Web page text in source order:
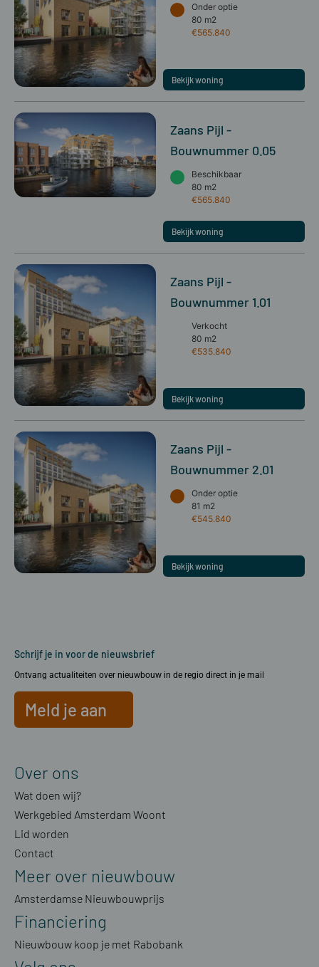
Onder optie
80 m2
€565.840
Bekijk woning
Zaans Pijl -
Bouwnummer 0.05
Beschikbaar
80 m2
€565.840
Bekijk woning
Zaans Pijl -
Bouwnummer 1.01
Verkocht
80 m2
€535.840
Bekijk woning
Zaans Pijl -
Bouwnummer 2.01
Onder optie
81 m2
€545.840
Bekijk woning
Schrijf je in voor de nieuwsbrief
Ontvang actualiteiten over nieuwbouw in de regio direct in je mail
Meld je aan
Over ons
Wat doen wij?
Werkgebied Amsterdam Woont
Lid worden
Contact
Meer over nieuwbouw
Amsterdamse Nieuwbouwprijs
Financiering
Nieuwbouw koop je met Rabobank